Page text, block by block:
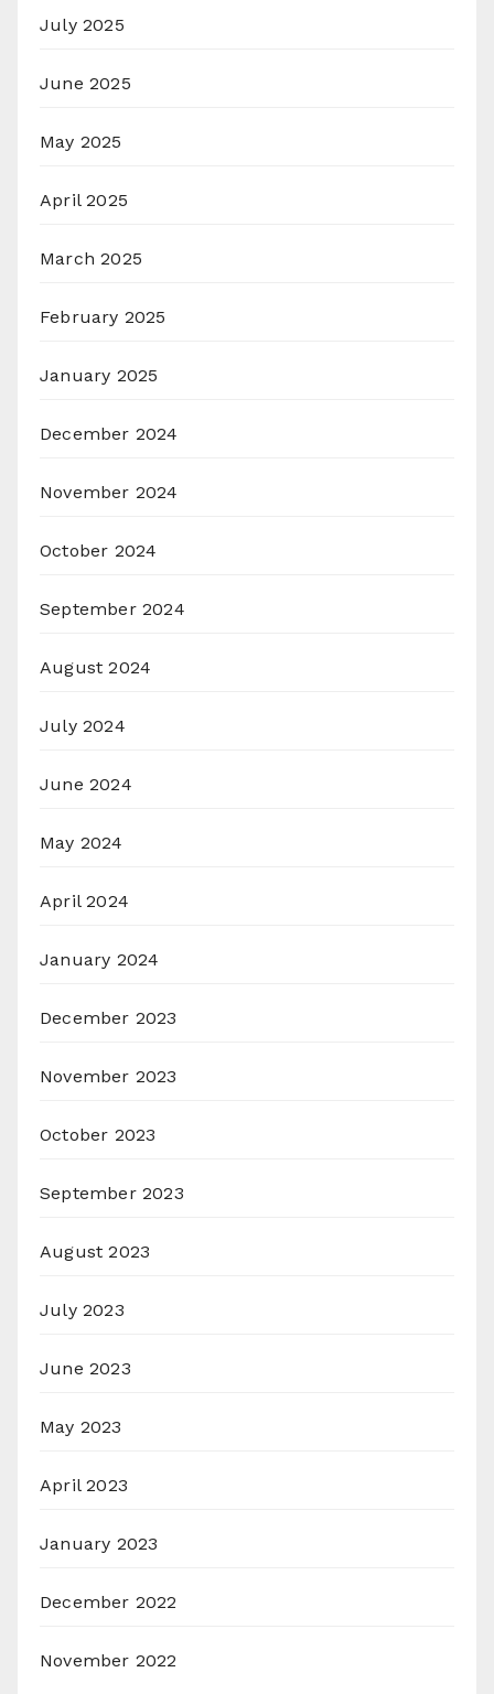
July 2025
June 2025
May 2025
April 2025
March 2025
February 2025
January 2025
December 2024
November 2024
October 2024
September 2024
August 2024
July 2024
June 2024
May 2024
April 2024
January 2024
December 2023
November 2023
October 2023
September 2023
August 2023
July 2023
June 2023
May 2023
April 2023
January 2023
December 2022
November 2022